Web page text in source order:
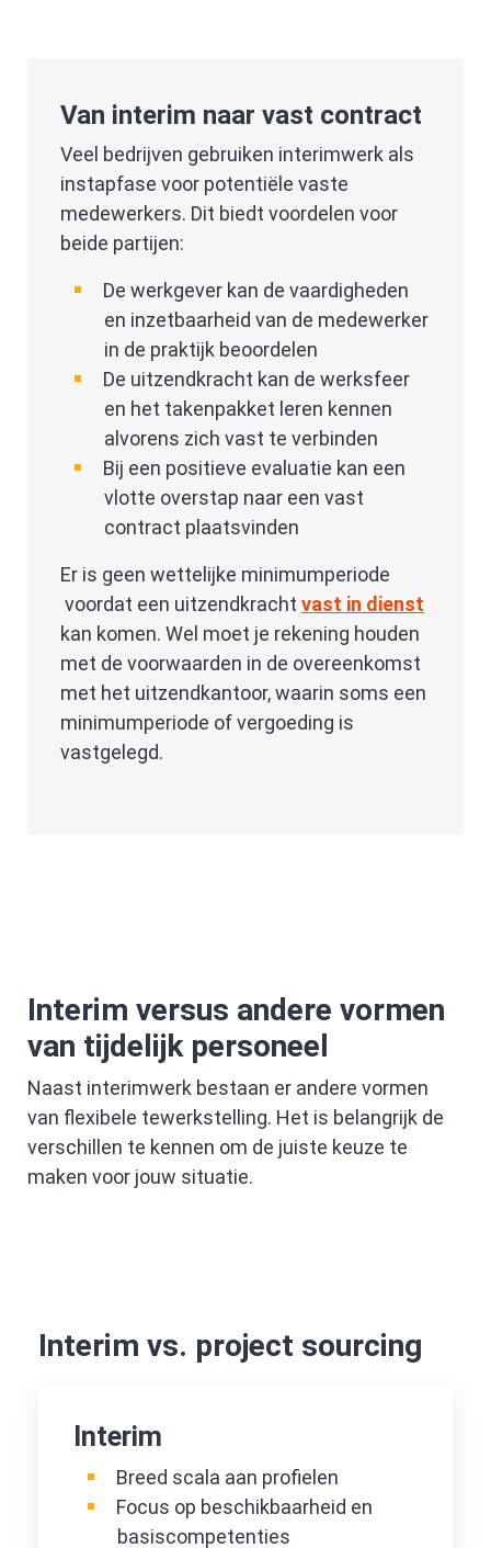
Van interim naar vast contract
Veel bedrijven gebruiken interimwerk als
instapfase voor potentiële vaste
medewerkers. Dit biedt voordelen voor
beide partijen:
De werkgever kan de vaardigheden
en inzetbaarheid van de medewerker
in de praktijk beoordelen
De uitzendkracht kan de werksfeer
en het takenpakket leren kennen
alvorens zich vast te verbinden
Bij een positieve evaluatie kan een
vlotte overstap naar een vast
contract plaatsvinden
Er is geen wettelijke minimumperiode
voordat een uitzendkracht vast in dienst
kan komen. Wel moet je rekening houden
met de voorwaarden in de overeenkomst
met het uitzendkantoor, waarin soms een
minimumperiode of vergoeding is
vastgelegd.
Interim versus andere vormen
van tijdelijk personeel
Naast interimwerk bestaan er andere vormen
van flexibele tewerkstelling. Het is belangrijk de
verschillen te kennen om de juiste keuze te
maken voor jouw situatie.
Interim vs. project sourcing
Interim
Breed scala aan profielen
Focus op beschikbaarheid en
basiscompetenties